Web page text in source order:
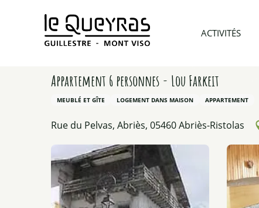
ACTIVITÉS
Accueil Préparer mon voyage Hébergements
Appartement 6 personnes - Lou Farkeit
MEUBLÉ ET GÎTE LOGEMENT DANS MAISON APPARTEMENT
Rue du Pelvas, Abriès, 05460 Abriès-Ristolas